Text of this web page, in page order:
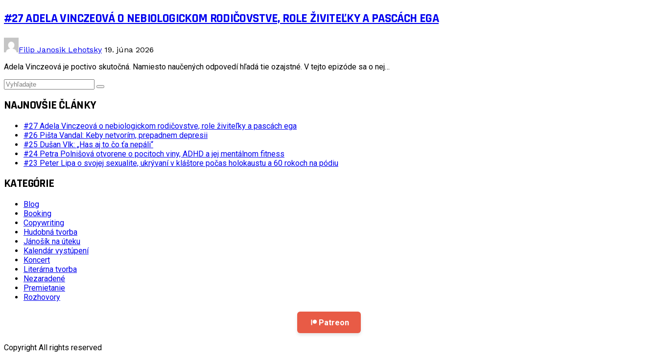
#27 ADELA VINCZEOVÁ O NEBIOLOGICKOM RODIČOVSTVE, ROLE ŽIVITEĽKY A PASCÁCH EGA
Filip Janosik Lehotsky 19. júna 2026
Adela Vinczeová je poctivo skutočná. Namiesto naučených odpovedí hľadá tie ozajstné. V tejto epizóde sa o nej…
NAJNOVŠIE ČLÁNKY
#27 Adela Vinczeová o nebiologickom rodičovstve, role živiteľky a pascách ega
#26 Pišta Vandal: Keby netvorím, prepadnem depresii
#25 Dušan Vlk: „Has aj to čo ťa nepáli“
#24 Petra Polnišová otvorene o pocitoch viny, ADHD a jej mentálnom fitness
#23 Peter Lipa o svojej sexualite, ukrývaní v kláštore počas holokaustu a 60 rokoch na pódiu
KATEGÓRIE
Blog
Booking
Copywriting
Hudobná tvorba
Jánošík na úteku
Kalendár vystúpení
Koncert
Literárna tvorba
Nezaradené
Premietanie
Rozhovory
Patreon
Copyright All rights reserved